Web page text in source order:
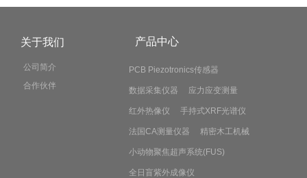
关于我们
公司简介
合作伙伴
产品中心
PCB Piezotronics传感器
数据采集仪器 应力应变测量
红外热像仪 手持式XRF光谱仪
法国CA测量仪器 精密木工机械
小动物聚焦超声系统(FUS)
全日盲紫外成像仪